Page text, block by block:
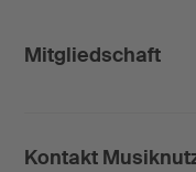
Mitgliedschaft
Kontakt